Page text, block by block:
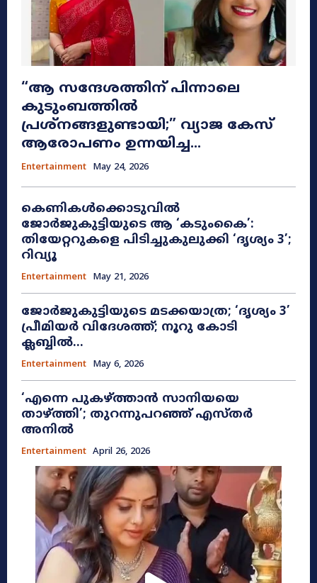
​“ആ സന്ദേശത്തിന് പിന്നാലെ
കുടുംബത്തിൽ
പ്രശ്നങ്ങളുണ്ടായി;” വ്യാജ കേസ്
ആരോപണം ഉന്നയിച്ച...
Entertainment May 24, 2026
കെണികൾക്കൊടുവിൽ
ജോർജുകുട്ടിയുടെ ആ ‘കടുംകൈ’:
തിയേറ്ററുകളെ പിടിച്ചുകുലുക്കി ‘ദൃശ്യം 3’;
റിവ്യൂ
Entertainment May 21, 2026
ജോർജുകുട്ടിയുടെ മടക്കയാത്ര; ‘ദൃശ്യം 3’
പ്രീമിയർ വിദേശത്ത്; നൂറു കോടി
ക്ലബ്ബിൽ...
Entertainment May 6, 2026
‘എന്നെ പുകഴ്‌ത്താൻ സാനിയയെ
താഴ്ത്തി’; തുറന്നുപറഞ്ഞ് എസ്തർ
അനിൽ
Entertainment April 26, 2026